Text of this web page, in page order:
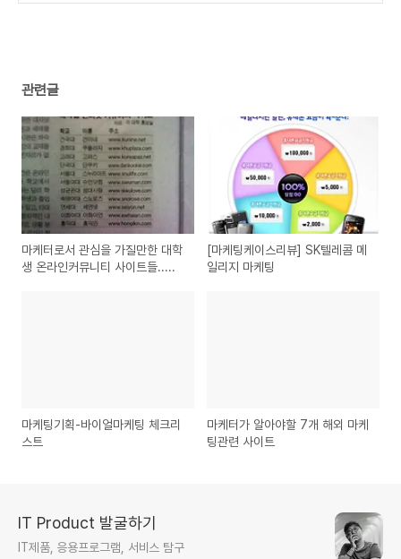
관련글
마케터로서 관심을 가질만한 대학
생 온라인커뮤니티 사이트들.....
[마케팅케이스리뷰] SK텔레콤 메
일리지 마케팅
마케팅기획-바이얼마케팅 체크리
스트
마케터가 알아야할 7개 해외 마케
팅관련 사이트
IT Product 발굴하기
IT제품, 응용프로그램, 서비스 탐구